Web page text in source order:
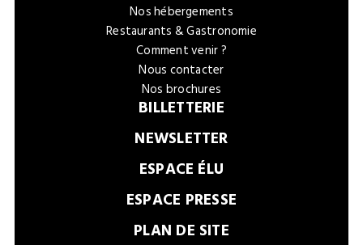
Nos hébergements
Restaurants & Gastronomie
Comment venir ?
Nous contacter
Nos brochures
BILLETTERIE
NEWSLETTER
ESPACE ÉLU
ESPACE PRESSE
PLAN DE SITE